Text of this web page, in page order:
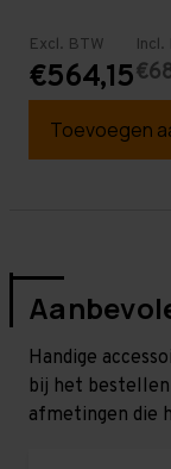
Excl. BTW
€564,15
Incl.
Toevoegen
Handige
bij het
afmetingen die